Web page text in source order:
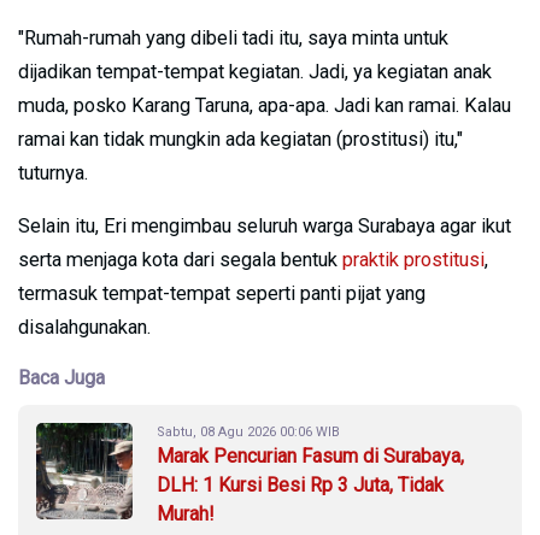
"Rumah-rumah yang dibeli tadi itu, saya minta untuk
dijadikan tempat-tempat kegiatan. Jadi, ya kegiatan anak
muda, posko Karang Taruna, apa-apa. Jadi kan ramai. Kalau
ramai kan tidak mungkin ada kegiatan (prostitusi) itu,"
tuturnya.
Selain itu, Eri mengimbau seluruh warga Surabaya agar ikut
serta menjaga kota dari segala bentuk praktik prostitusi,
termasuk tempat-tempat seperti panti pijat yang
disalahgunakan.
Baca Juga
Sabtu, 08 Agu 2026 00:06 WIB
Marak Pencurian Fasum di Surabaya,
DLH: 1 Kursi Besi Rp 3 Juta, Tidak
Murah!